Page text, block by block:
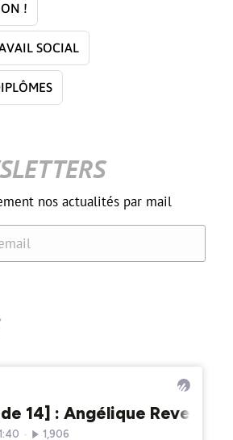
!
SOCIAL
nos actualités par mail